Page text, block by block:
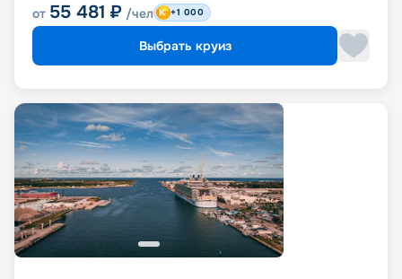
от 55 481 ₽ /чел +1 000
Выбрать круиз